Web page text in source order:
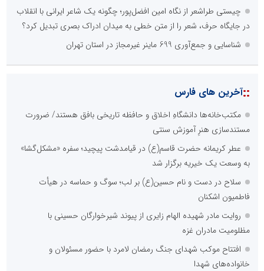
چیستی طراشعر از نگاه امین افضل‌پور؛ چگونه یک شاعر ایرانی با انقلاب
در جایگاه حرف، شعر را از متن خطی به میدان ادراک بصری تبدیل کرد؟
شناسایی و جمع‌آوری 699 ماینر غیرمجاز در استان تهران
::آخرین های فارس
مکتب‌خانه‌ها دانشگاهِ اخلاق و حافظه تاریخی بافق هستند/ ضرورت
مستندسازی هنرِ آموزش سنتی
عطر کریمانه حضرت قاسم(ع) در قیامدشت پیچید؛ سفره «مشکل‌گشا»
به وسعت یک خیریه برگزار شد
سلاح در دست و نام حسین(ع) بر لب؛ سوگ و حماسه در هیأت
فاطمیون اشکنان
روایت مادر شهیده الهام زایری از پیوند شیرخوارگان حسینی با
مظلومیت مادران غزه
افتتاح موکب شهدای جنگ رمضان لامرد با حضور مسئولان و
خانواده‌های شهدا